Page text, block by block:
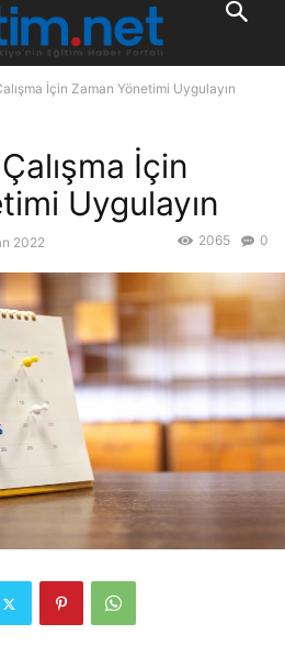
İçin Zaman Yönetimi Uygulayın
İçin
Uygulayın
2022 0
2065